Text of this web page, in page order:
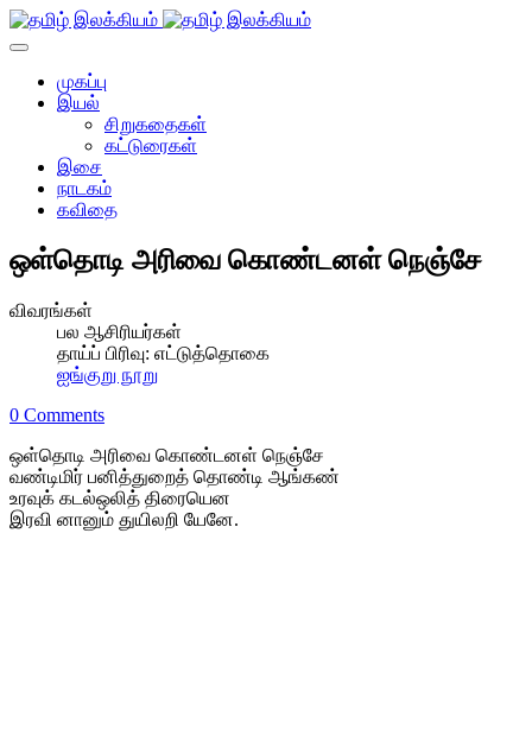
முகப்பு
இயல்
சிறுகதைகள்
கட்டுரைகள்
இசை
நாடகம்
கவிதை
ஒள்தொடி அரிவை கொண்டனள் நெஞ்சே
விவரங்கள்
பல ஆசிரியர்கள்
தாய்ப் பிரிவு: எட்டுத்தொகை
ஐங்குறு நூறு
0 Comments
ஒள்தொடி அரிவை கொண்டனள் நெஞ்சே
வண்டிமிர் பனித்துறைத் தொண்டி ஆங்கண்
உரவுக் கடல்ஒலித் திரையென
இரவி னானும் துயிலறி யேனே.